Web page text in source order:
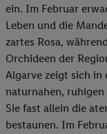
ein. Im Februar
Leben und die
zartes Rosa,
Orchideen der
Algarve zeigt sich
naturnahen, ruhigen
Sie fast allein die
bestaunen. Im